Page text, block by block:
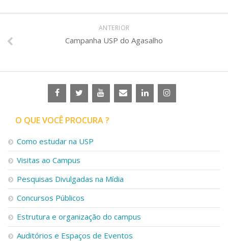
ANTERIOR
Campanha USP do Agasalho
O QUE VOCÊ PROCURA ?
Como estudar na USP
Visitas ao Campus
Pesquisas Divulgadas na Mídia
Concursos Públicos
Estrutura e organização do campus
Auditórios e Espaços de Eventos